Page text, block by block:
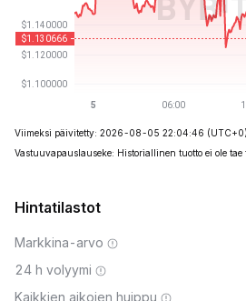
Viimeksi päivitetty: 2026-08-05 22:04:46 (UTC+0)
Vastuuvapauslauseke: Historiallinen tuotto ei ole tae
Hintatilastot
Markkina-arvo
24 h volyymi
Kaikkien aikojen huippu